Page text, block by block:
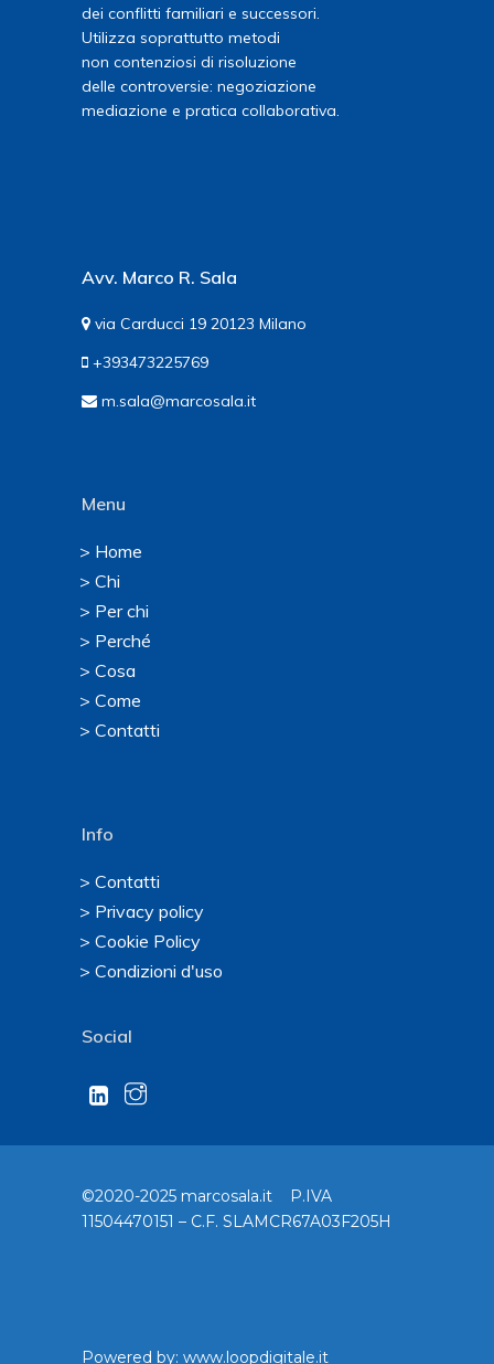
dei conflitti familiari e successori.
Utilizza soprattutto metodi
non contenziosi di risoluzione
delle controversie: negoziazione
mediazione e pratica collaborativa.
Avv. Marco R. Sala
via Carducci 19 20123 Milano
+393473225769
m.sala@marcosala.it
Menu
> Home
> Chi
> Per chi
> Perché
> Cosa
> Come
> Contatti
Info
> Contatti
> Privacy policy
> Cookie Policy
> Condizioni d'uso
Social
©2020-2025 marcosala.it P.IVA
11504470151 – C.F. SLAMCR67A03F205H
Powered by: www.loopdigitale.it